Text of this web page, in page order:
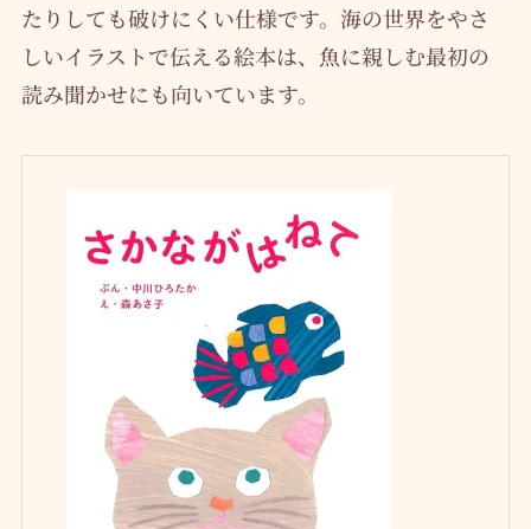
たりしても破けにくい仕様です。海の世界をやさ
しいイラストで伝える絵本は、魚に親しむ最初の
読み聞かせにも向いています。